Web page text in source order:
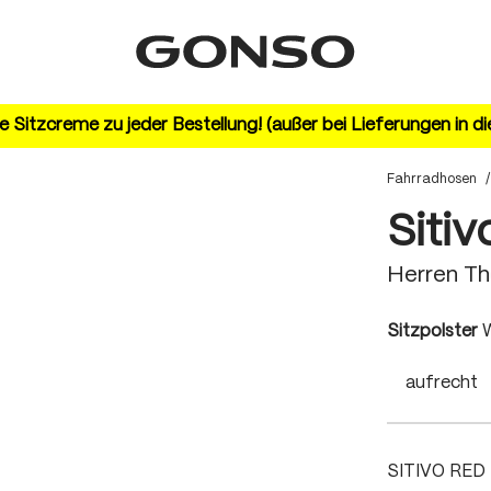
Sitzcreme zu jeder Bestellung! (außer bei Lieferungen in
Fahrradhosen /
Herren
Sitzpolster
aufrecht
SITIVO RED